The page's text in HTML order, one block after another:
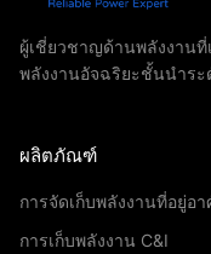
ผู้เชี่ยวชาญด้านพลังงาน
พลังงานอัจฉริยะชั้นนำระ
ผลิตภัณฑ์
การจัดเก็บพลังงานที่อยู่อา
การเก็บพลังงาน C&I